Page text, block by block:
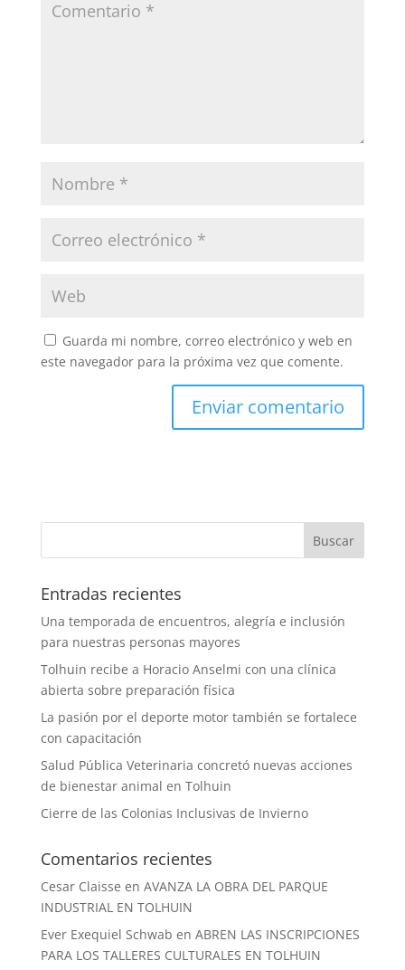
Guarda mi nombre, correo electrónico y web en
este navegador para la próxima vez que comente.
Entradas recientes
Una temporada de encuentros, alegría e inclusión
para nuestras personas mayores
Tolhuin recibe a Horacio Anselmi con una clínica
abierta sobre preparación física
La pasión por el deporte motor también se fortalece
con capacitación
Salud Pública Veterinaria concretó nuevas acciones
de bienestar animal en Tolhuin
Cierre de las Colonias Inclusivas de Invierno
Comentarios recientes
Cesar Claisse en AVANZA LA OBRA DEL PARQUE
INDUSTRIAL EN TOLHUIN
Ever Exequiel Schwab en ABREN LAS INSCRIPCIONES
PARA LOS TALLERES CULTURALES EN TOLHUIN